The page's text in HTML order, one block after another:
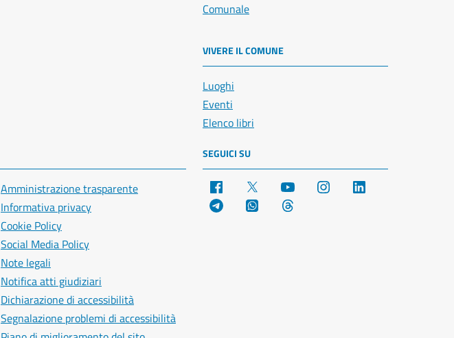
Comunale
VIVERE IL COMUNE
Luoghi
Eventi
Elenco libri
Amministrazione trasparente
Informativa privacy
Cookie Policy
Social Media Policy
Note legali
Notifica atti giudiziari
Dichiarazione di accessibilità
Segnalazione problemi di accessibilità
SEGUICI SU
Facebook YouTube Instagram
Telegram WhatsApp